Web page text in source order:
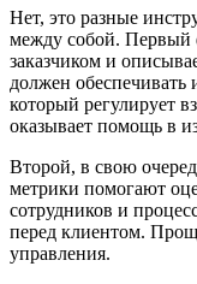
Нет, это разные
между собой. Первый
заказчиком и
должен
который регулирует
оказывает помощь в
Второй, в свою
метрики помогают
сотрудников и
перед клиентом.
управления.